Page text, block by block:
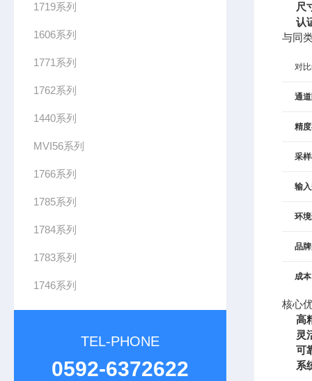
1719系列
1606系列
1771系列
1762系列
1440系列
MVI56系列
1766系列
1785系列
1784系列
1783系列
1746系列
TEL-PHONE
0592-6372622
尺
认
与同
对
通
精
采
输
环
品
成本
核心
高
灵
可
系